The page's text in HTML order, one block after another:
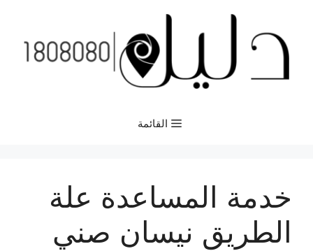
المحتوى
القائمة
خدمة المساعدة علة
الطريق نيسان صني